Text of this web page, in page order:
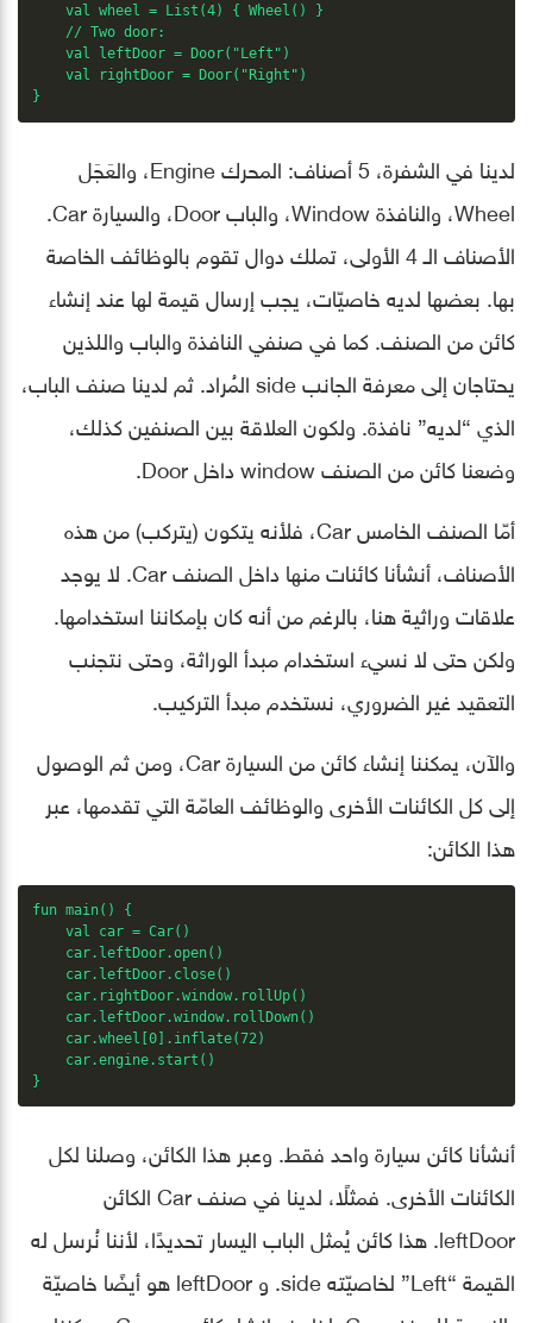
    val wheel = List(4) { Wheel() }
    // Two door:
    val leftDoor = Door("Left")
    val rightDoor = Door("Right")
}
لدينا في الشفرة، 5 أصناف: المحرك Engine، والعَجَل
Wheel، والنافذة Window، والباب Door، والسيارة Car.
الأصناف الـ 4 الأولى، تملك دوال تقوم بالوظائف الخاصة
بها. بعضها لديه خاصيّات، يجب إرسال قيمة لها عند إنشاء
كائن من الصنف. كما في صنفي النافذة والباب واللذين
يحتاجان إلى معرفة الجانب side المُراد. ثم لدينا صنف الباب،
الذي “لديه” نافذة. ولكون العلاقة بين الصنفين كذلك،
وضعنا كائن من الصنف window داخل Door.
أمّا الصنف الخامس Car، فلأنه يتكون (يتركب) من هذه
الأصناف، أنشأنا كائنات منها داخل الصنف Car. لا يوجد
علاقات وراثية هنا، بالرغم من أنه كان بإمكاننا استخدامها.
ولكن حتى لا نسيء استخدام مبدأ الوراثة، وحتى نتجنب
التعقيد غير الضروري، نستخدم مبدأ التركيب.
والآن، يمكننا إنشاء كائن من السيارة Car، ومن ثم الوصول
إلى كل الكائنات الأخرى والوظائف العامّة التي تقدمها، عبر
هذا الكائن:
fun main() {
    val car = Car()
    car.leftDoor.open()
    car.leftDoor.close()
    car.rightDoor.window.rollUp()
    car.leftDoor.window.rollDown()
    car.wheel[0].inflate(72)
    car.engine.start()
}
أنشأنا كائن سيارة واحد فقط. وعبر هذا الكائن، وصلنا لكل
الكائنات الأخرى. فمثلًا، لدينا في صنف Car الكائن
leftDoor. هذا كائن يُمثل الباب اليسار تحديدًا، لأننا نُرسل له
القيمة “Left” لخاصيّته side. و leftDoor هو أيضًا خاصيّة